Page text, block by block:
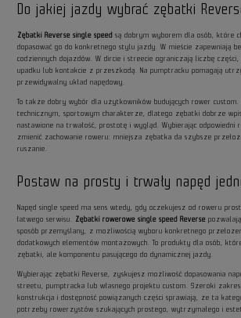
Do jakiej jazdy wybrać zębatki
Zębatki Reverse single speed są dobrym wyborem dla osób, które
dopasować go do konkretnego stylu jazdy. W mieście zapewniają
codziennych dojazdów. W dircie i streecie ograniczają liczbę
upadku lub kontakcie z przeszkodą. Na pumptracku pomagają
przewidywalny układ napędowy.
To także dobry wybór dla użytkowników budujących rower custom.
technicznym, sportowym charakterze, dlatego zębatki dobrze
nastawione na trwałość, prostotę i wygląd. Wybierając odpowiedni
zmienić zachowanie roweru: mniejsza zębatka da szybsze
ruszanie.
Postaw na prosty i trwały napęd
Napęd single speed ma sens wtedy, gdy oczekujesz od roweru
łatwego serwisu. Zębatki rowerowe single speed Reverse
sposób przemyślany, z możliwością wyboru konkretnego
dodatkowych elementów montażowych. To produkty dla osób,
zębatki, ale komponentu pasującego do dynamicznej jazdy.
Wybierając zębatki Reverse, zyskujesz możliwość dopasowania
streetu, pumptracka lub własnego projektu custom. Szeroki
konstrukcja i dostępność powiązanych części sprawiają, że ta
potrzeby rowerzystów szukających prostego, wytrzymałego i